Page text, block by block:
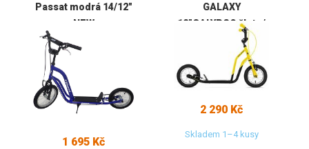
Passat modrá 14/12"
NEW
1 695 Kč
GALAXY
12"CALYPSO žluto/
2 290 Kč
Skladem 1–4 kusy